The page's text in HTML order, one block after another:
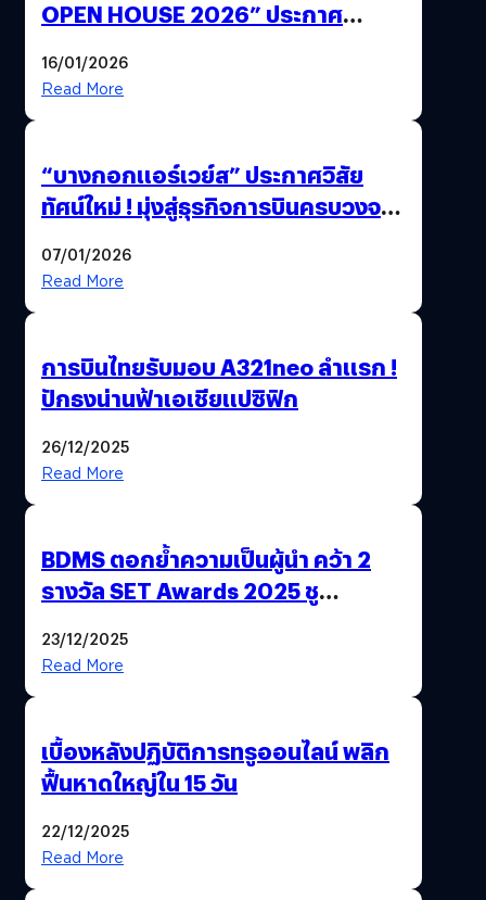
OPEN HOUSE 2026” ประกาศ
ได้ 53,000 ล้านบาท
16/01/2026
Read More
“บางกอกแอร์เวย์ส” ประกาศวิสัย
ทัศน์ใหม่ ! มุ่งสู่ธุรกิจการบินครบวงจร
สังคม
07/01/2026
Read More
การบินไทยรับมอบ A321neo ลำแรก !
ปักธงน่านฟ้าเอเชียแปซิฟิก
26/12/2025
Read More
BDMS ตอกย้ำความเป็นผู้นำ คว้า 2
รางวัล SET Awards 2025 ชู
สุขภาพไทยสู่ความยั่งยืน
23/12/2025
Read More
เบื้องหลังปฏิบัติการทรูออนไลน์ พลิก
ฟื้นหาดใหญ่ใน 15 วัน
22/12/2025
Read More